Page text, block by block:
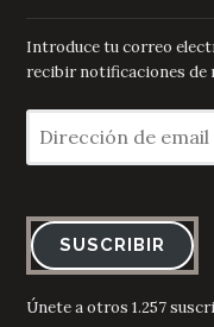
Introduce tu correo
recibir notificaciones de
de
email
SUSCRIBIR
Únete a otros 1.257